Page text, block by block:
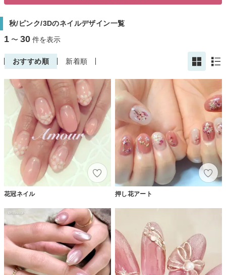
秋/ピンク/3Dのネイルデザイン一覧
1 〜 30 件を表示
おすすめ順 新着順
花冠ネイル 押し花アート